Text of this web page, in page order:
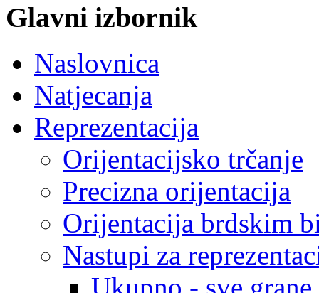
Glavni izbornik
Naslovnica
Natjecanja
Reprezentacija
Orijentacijsko trčanje
Precizna orijentacija
Orijentacija brdskim
Nastupi za